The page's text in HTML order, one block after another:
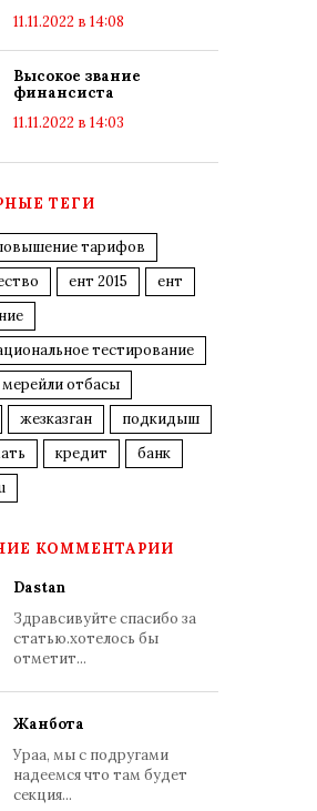
11.11.2022 в 14:08
Высокое звание
финансиста
11.11.2022 в 14:03
ТЕГИ
тарифов
ент 2015
ент
тестирование
мерейли отбасы
жезказган
подкидыш
кредит
банк
КОММЕНТАРИИ
Dastan
Здравсивуйте спасибо за
статью.хотелось бы
отметит...
Жанбота
Ураа, мы с подругами
надеемся что там будет
секция...